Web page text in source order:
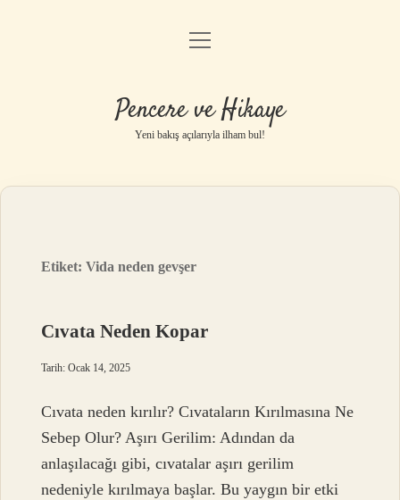
Anasayfa
Yasal Uyarı
menüyü
Pencere ve Hikaye
Yeni bakış açılarıyla ilham bul!
Etiket:Vida neden gevşer
Cıvata Neden Kopar
Tarih: Ocak 14, 2025
Cıvata neden kırılır? Cıvataların Kırılmasına Ne
Sebep Olur? Aşırı Gerilim: Adından da
anlaşılacağı gibi, cıvatalar aşırı gerilim
nedeniyle kırılmaya başlar. Bu yaygın bir etki